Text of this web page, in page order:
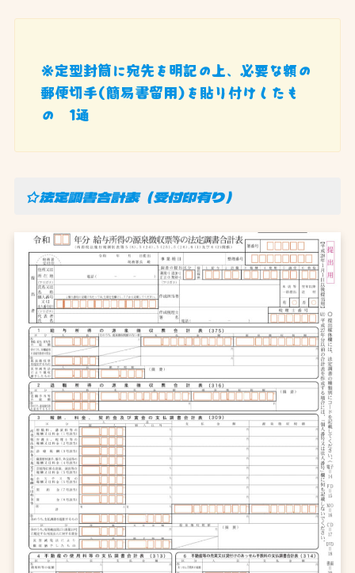
※定型封筒に宛先を明記の上、必要な額の
郵便切手(簡易書留用)を貼り付けしたも
の 1通
☆法定調書合計表（受付印有り）